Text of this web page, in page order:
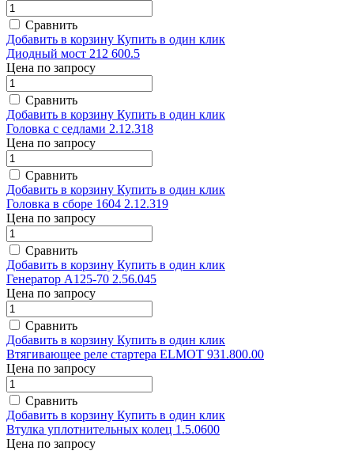
Сравнить
Добавить в корзину Купить в один клик
Диодный мост 212 600.5
Цена по запросу
Сравнить
Добавить в корзину Купить в один клик
Головка с седлами 2.12.318
Цена по запросу
Сравнить
Добавить в корзину Купить в один клик
Головка в сборе 1604 2.12.319
Цена по запросу
Сравнить
Добавить в корзину Купить в один клик
Генератор А125-70 2.56.045
Цена по запросу
Сравнить
Добавить в корзину Купить в один клик
Втягивающее реле cтартера ELMOT 931.800.00
Цена по запросу
Сравнить
Добавить в корзину Купить в один клик
Втулка уплотнительных колец 1.5.0600
Цена по запросу